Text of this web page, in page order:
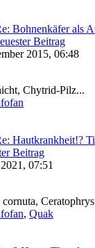
Bohnenkäfer als
Beitrag
2015, 06:48
Chytrid-Pilz...
Hautkrankheit!?
Beitrag
07:51
, Quak